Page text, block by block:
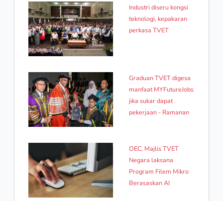
Industri diseru kongsi
teknologi, kepakaran
perkasa TVET
Graduan TVET digesa
manfaat MYFutureJobs
jika sukar dapat
pekerjaan - Ramanan
OEC, Majlis TVET
Negara laksana
Program Filem Mikro
Berasaskan AI